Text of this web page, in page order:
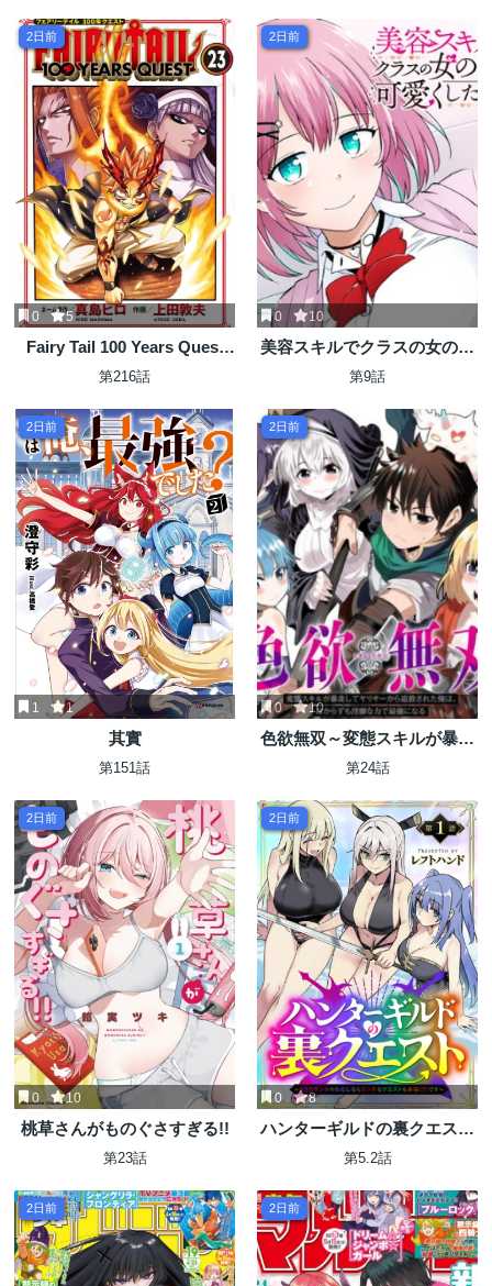
2日前
0 5
Fairy Tail 100 Years Quest
Feari Teiru: Hyaku-nen
100 ปี ตอนที่ フェアリーテイ
ル １００年クエスト 페어리
테일 -100년 퀘스트
第216話
2日前
0 10
美容スキルでクラスの女の子
を可愛くしたい
第9話
2日前
1 1
其實
第151話
2日前
0 10
色欲無双～変態スキルが暴走
してヤリサーから追放された
最強になる～
第24話
2日前
0 10
桃草さんがものぐさすぎる!!
第23話
2日前
0 8
ハンターギルドの裏クエスト
～SSSランクのわたしならエ
です～
第5.2話
2日前 2日前